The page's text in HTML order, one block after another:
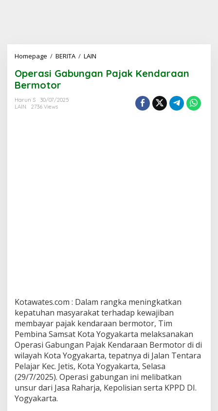
Homepage / BERITA / LAIN
Pajak
Kendaraan
Operasi Gabungan Pajak Kendaraan
Bermotor
Harun S
30/07/2025
LAIN
2736 Views
Kotawates.com : Dalam rangka meningkatkan
kepatuhan masyarakat terhadap kewajiban
membayar pajak kendaraan bermotor, Tim
Pembina Samsat Kota Yogyakarta melaksanakan
Operasi Gabungan Pajak Kendaraan Bermotor di di
wilayah Kota Yogyakarta, tepatnya di Jalan Tentara
Pelajar Kec. Jetis, Kota Yogyakarta, Selasa
(29/7/2025). Operasi gabungan ini melibatkan
unsur dari Jasa Raharja, Kepolisian serta KPPD DI.
Yogyakarta.